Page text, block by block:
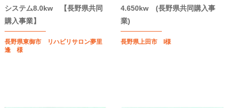
システム8.0kw 【長野県共同
購入事業】
長野県東御市 リハビリサロン夢里
逢 様
4.650kw (長野県共同購入事
業)
長野県上田市 I様